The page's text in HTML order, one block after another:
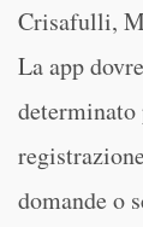
Crisafulli,
La app
domande o